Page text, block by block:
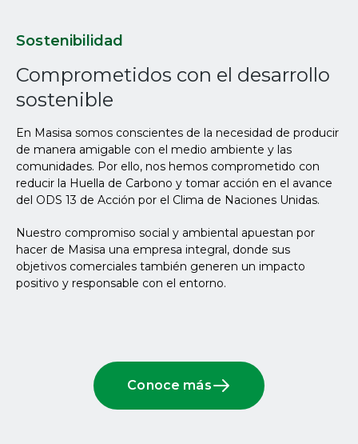
Sostenibilidad
Comprometidos con el desarrollo
sostenible
En Masisa somos conscientes de la necesidad de producir
de manera amigable con el medio ambiente y las
comunidades. Por ello, nos hemos comprometido con
reducir la Huella de Carbono y tomar acción en el avance
del ODS 13 de Acción por el Clima de Naciones Unidas.
Nuestro compromiso social y ambiental apuestan por
hacer de Masisa una empresa integral, donde sus
objetivos comerciales también generen un impacto
positivo y responsable con el entorno.
Conoce más